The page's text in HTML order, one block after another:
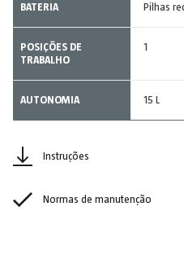
BATERIA Pilhas
POSIÇÕES DE
TRABALHO
1
AUTONOMIA 15 L
Instruções
Normas de manutenção